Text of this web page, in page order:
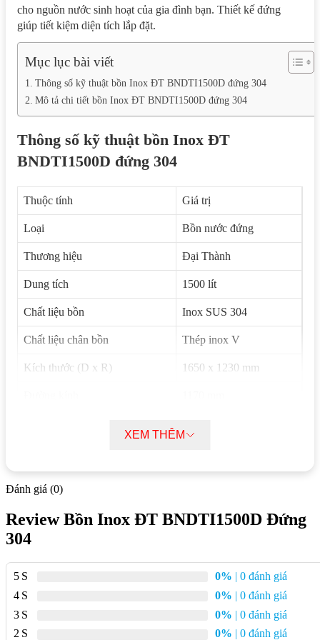
cho nguồn nước sinh hoạt của gia đình bạn. Thiết kế đứng
giúp tiết kiệm diện tích lắp đặt.
Mục lục bài viết
Thông số kỹ thuật bồn Inox ĐT BNDTI1500D đứng 304
Mô tả chi tiết bồn Inox ĐT BNDTI1500D đứng 304
Thông số kỹ thuật bồn Inox ĐT
BNDTI1500D đứng 304
Thuộc tính Giá trị
Loại Bồn nước đứng
Thương hiệu Đại Thành
Dung tích 1500 lít
Chất liệu bồn Inox SUS 304
Chất liệu chân bồn Thép inox V
Kích thước (D x R) 1650 x 1230 mm
Số người sử dụng
Mô tả chi tiết bồn Inox ĐT BNDTI1500D
đứng 304
Bồn Inox ĐT BNDTI1500D đứng 304 là giải pháp chứa nước
XEM THÊM
Đánh giá (0)
Review Bồn Inox ĐT BNDTI1500D Đứng
304
5 0% | 0 đánh giá
4
0% | 0 đánh giá
3
0% | 0 đánh giá
2
0% | 0 đánh giá